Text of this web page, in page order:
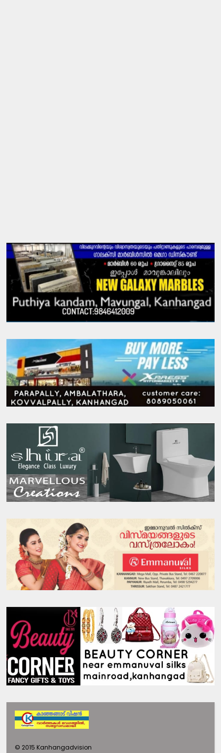
© 2015 Kanhangadvision